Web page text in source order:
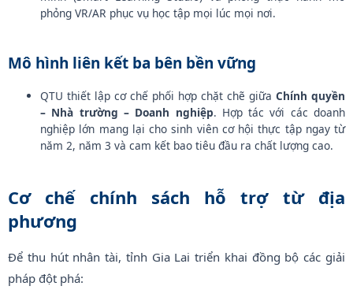
phỏng VR/AR phục vụ học tập mọi lúc mọi nơi.
Mô hình liên kết ba bên bền vững
QTU thiết lập cơ chế phối hợp chặt chẽ giữaChính quyền
– Nhà trường – Doanh nghiệp. Hợp tác với các doanh
nghiệp lớn mang lại cho sinh viên cơ hội thực tập ngay từ
năm 2, năm 3 và cam kết bao tiêu đầu ra chất lượng cao.
Cơ chế chính sách hỗ trợ từ địa
phương
Để thu hút nhân tài, tỉnh Gia Lai triển khai đồng bộ các giải
pháp đột phá: